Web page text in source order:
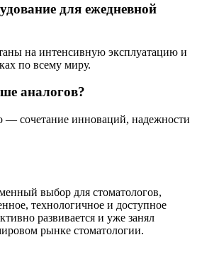
для ежедневной
на интенсивную эксплуатацию и
по всему миру.
аналогов?
— сочетание инноваций, надежности
выбор для стоматологов,
технологичное и доступное
развивается и уже занял
рынке стоматологии.